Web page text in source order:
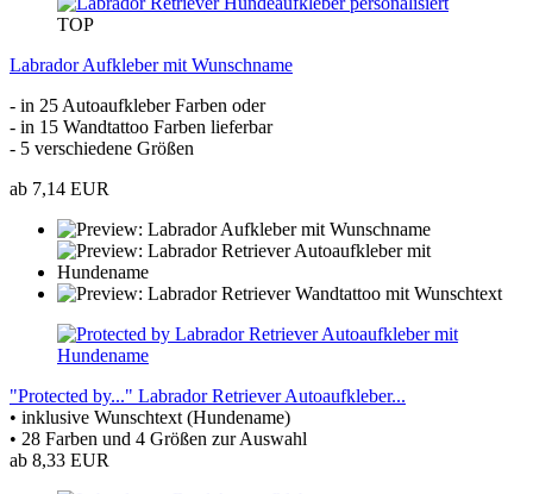
TOP
Labrador Aufkleber mit Wunschname
- in 25 Autoaufkleber Farben oder
- in 15 Wandtattoo Farben lieferbar
- 5 verschiedene Größen
ab 7,14 EUR
"Protected by..." Labrador Retriever Autoaufkleber...
• inklusive Wunschtext (Hundename)
• 28 Farben und 4 Größen zur Auswahl
ab 8,33 EUR